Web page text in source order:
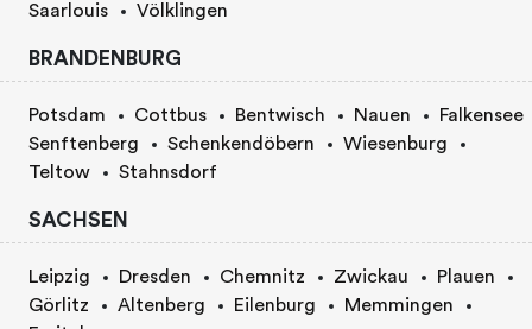
Saarlouis
Völklingen
BRANDENBURG
Potsdam Cottbus Bentwisch Nauen
Falkensee
Senftenberg
Schenkendöbern
Wiesenburg
Teltow
Stahnsdorf
SACHSEN
Leipzig Dresden Chemnitz Zwickau
Plauen
Görlitz
Altenberg Eilenburg
Memmingen